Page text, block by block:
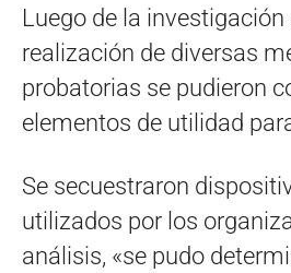
Luego de la
realización de diversas
probatorias se pudieron
elementos de utilidad
Se secuestraron
utilizados por los
análisis, «se pudo